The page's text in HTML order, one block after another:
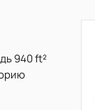
940 ft²